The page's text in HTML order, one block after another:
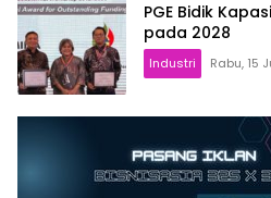
PGE Bidik
pada 2028
Industri Rabu, 15